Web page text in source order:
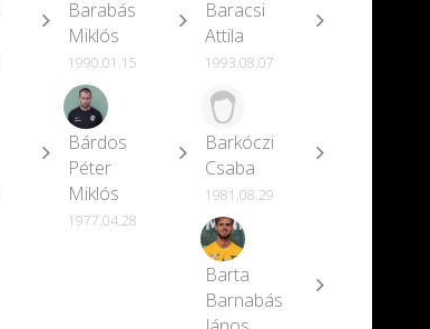
Barabás
Miklós
1990.01.15
Baracsi
Attila
1993.08.07
Bárdos
Péter
Miklós
1977.04.28
Barkóczi
Csaba
1981.08.29
Barta
Barnabás